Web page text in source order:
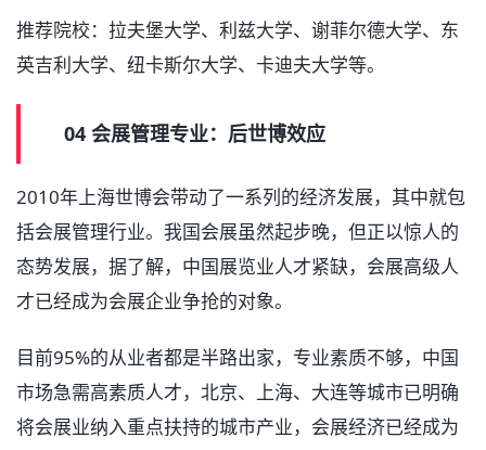
推荐院校：拉夫堡大学、利兹大学、谢菲尔德大学、东
英吉利大学、纽卡斯尔大学、卡迪夫大学等。
04 会展管理专业：后世博效应
2010年上海世博会带动了一系列的经济发展，其中就包
括会展管理行业。我国会展虽然起步晚，但正以惊人的
态势发展，据了解，中国展览业人才紧缺，会展高级人
才已经成为会展企业争抢的对象。
目前95%的从业者都是半路出家，专业素质不够，中国
市场急需高素质人才，北京、上海、大连等城市已明确
将会展业纳入重点扶持的城市产业，会展经济已经成为